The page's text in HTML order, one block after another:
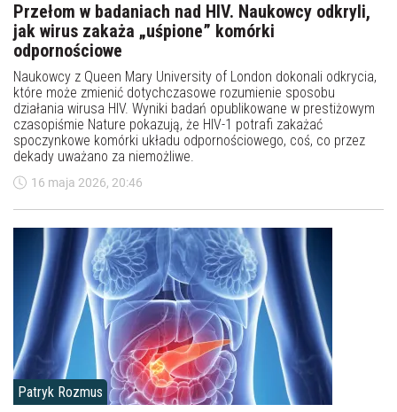
Przełom w badaniach nad HIV. Naukowcy odkryli,
jak wirus zakaża „uśpione” komórki
odpornościowe
Naukowcy z Queen Mary University of London dokonali odkrycia,
które może zmienić dotychczasowe rozumienie sposobu
działania wirusa HIV. Wyniki badań opublikowane w prestiżowym
czasopiśmie Nature pokazują, że HIV-1 potrafi zakażać
spoczynkowe komórki układu odpornościowego, coś, co przez
dekady uważano za niemożliwe.
16 maja 2026, 20:46
Patryk Rozmus